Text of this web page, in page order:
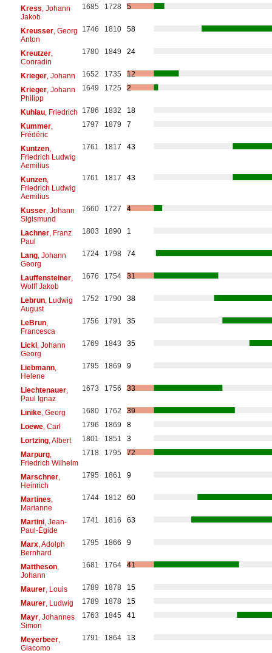
Kress , Johann
Jakob
1685 1728 5
Kreusser, Georg
Anton
1746 1810 58
Kreutzer,
Conradin
1780 1849 24
Krieger, Johann 1652 1735
12
Krieger, Johann
Philipp
1649 1725 2
Kuhlau, Friedrich 1786 1832
18
Kummer,
Frédéric
1797 1879 7
Kuntzen,
Friedrich Ludwig
Aemilius
1761 1817 43
Kunzen,
Friedrich Ludwig
Aemilius
1761 1817 43
Kusser, Johann
Sigismund
1660 1727 4
Lachner, Franz
Paul
1803 1890 1
Lang, Johann
Georg
1724 1798 74
Lauffensteiner,
Wolff Jakob
1676 1754 31
Lebrun, Ludwig
August
1752 1790 38
LeBrun,
Francesca
1756 1791 35
Lickl, Johann
Georg
1769 1843 35
Liebmann,
Helene
1795 1869 9
Liechtenauer,
Paul Ignaz
1673 1756 33
Linike, Georg 1680 1762
39
Loewe, Carl 1796 1869
8
Lortzing, Albert 1801 1851
3
Marpurg,
Friedrich Wilhelm
1718 1795 72
Marschner,
Heinrich
1795 1861 9
Martines
Marianne
1744 1812 60
Martini, Jean-
Paul-Égide
1741 1816 63
Marx, Adolph
Bernhard
1795 1866 9
Mattheson,
Johann
1681 1764 41
Maurer, Louis 1789 1878
15
Maurer, Ludwig 1789 1878
15
Mayr, Johannes
Simon
1763 1845 41
Meyerbeer,
Giacomo
1791 1864 13